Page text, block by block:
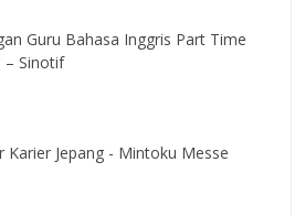
Guru Bahasa Inggris Part Time
– Sinotif
Karier Jepang - Mintoku Messe